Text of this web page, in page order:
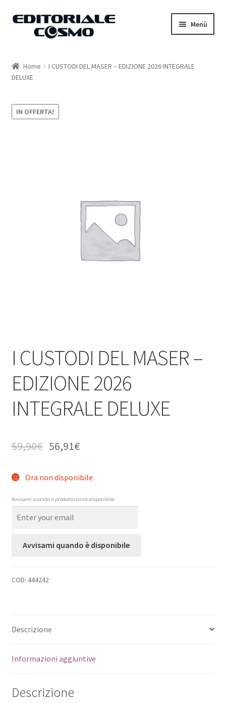
Vai
Vai
Menù
Catalogo
Carrello
Home
I CUSTODI DEL MASER – EDIZIONE 2026 INTEGRALE
DELUXE
IN OFFERTA!
I CUSTODI DEL MASER –
EDIZIONE 2026
INTEGRALE DELUXE
59,90€ 56,91€
Ora non disponibile
Avvisami quando il prodotto torna disponibile:
Avvisami quando è disponibile
COD: 444242
Descrizione
Informazioni aggiuntive
Descrizione